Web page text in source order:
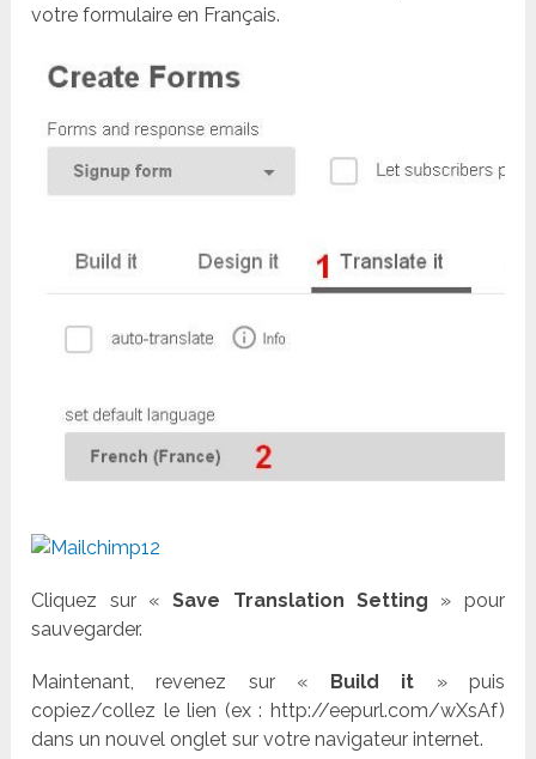
votre formulaire en Français.
Cliquez sur «Save Translation Setting » pour
sauvegarder.
Maintenant, revenez sur « Build it » puis
copiez/collez le lien (ex : http://eepurl.com/wXsAf)
dans un nouvel onglet sur votre navigateur internet.